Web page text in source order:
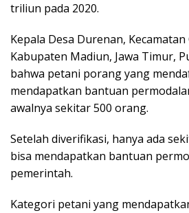
triliun pada 2020.
Kepala Desa Durenan, Kecamatan
Kabupaten Madiun, Jawa Timur,
bahwa petani porang yang
mendapatkan bantuan
awalnya sekitar 500 orang.
Setelah diverifikasi, hanya ada
bisa mendapatkan bantuan
pemerintah.
Kategori petani yang